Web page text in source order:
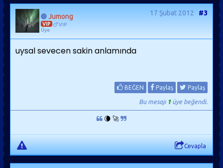
Jumong
VIP
VIP
Üye
17 Şubat 2012 #3
uysal sevecen sakin anlamında
BEĞEN Paylaş Paylaş
Bu mesajı 1üye beğendi.
🌘 🚀
Cevapla